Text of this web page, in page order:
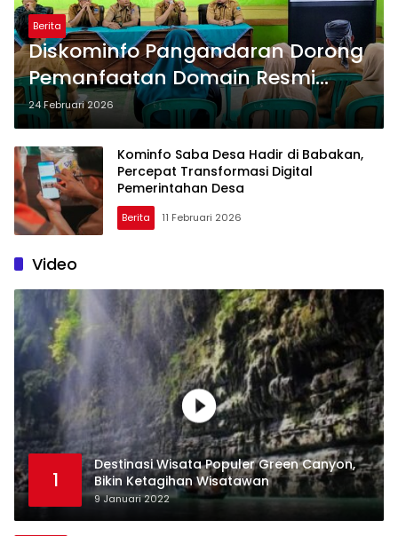
Berita
Diskominfo Pangandaran Dorong
Pemanfaatan Domain Resmi
“desa.id” Lewat Program Kominfo
Saba Desa di Cigugur
24 Februari 2026
Kominfo Saba Desa Hadir di Babakan,
Percepat Transformasi Digital
Pemerintahan Desa
Berita 11 Februari 2026
Video
1
Destinasi Wisata Populer Green Canyon,
Bikin Ketagihan Wisatawan
9 Januari 2022